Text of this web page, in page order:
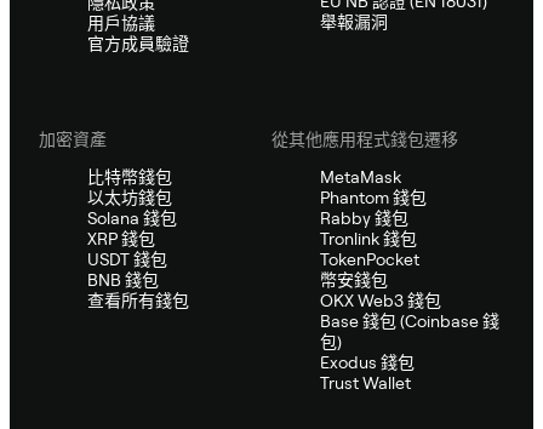
用戶協議
官方成員驗證
舉報漏洞
加密資產
比特幣錢包
以太坊錢包
Solana 錢包
XRP 錢包
USDT 錢包
BNB 錢包
查看所有錢包
從其他應用程式錢包遷移
MetaMask
Phantom 錢包
Rabby 錢包
Tronlink 錢包
TokenPocket
幣安錢包
OKX Web3 錢包
Base 錢包 (Coinbase 錢
包)
Exodus 錢包
Trust Wallet